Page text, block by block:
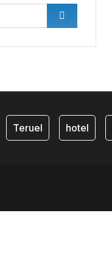
Teruel hotel